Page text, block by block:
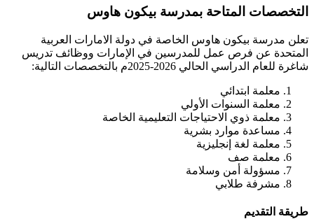
التخصصات المتاحة بمدرسة بيكون هاوس
تعلن مدرسة بيكون هاوس الخاصة في دولة الامارات العربية
المتحدة عن فرص عمل للمدرسين في الإمارات ووظائف تدريس
شاغرة للعام الدراسي الحالي 2026-2025م بالتخصصات التالية:
معلمة ابتدائي
معلمة السنوات الأولي
معلمة ذوي الاحتياجات التعليمية الخاصة
مساعدة موارد بشرية
معلمة لغة إنجليزية
معلمة صف
مسؤولة أمن وسلامة
مشرفة طلابي
طريقة التقديم